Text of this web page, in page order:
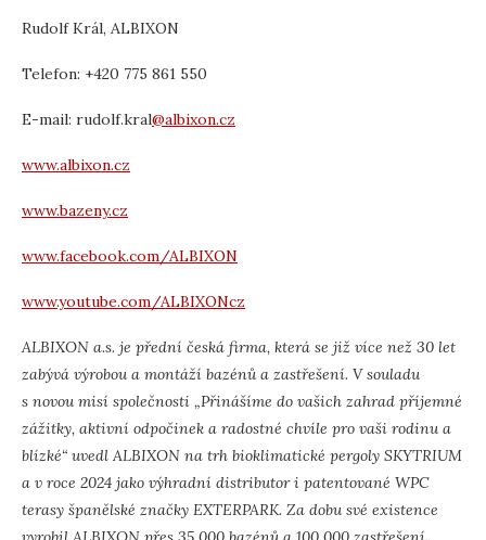
Rudolf Král, ALBIXON
Telefon: +420 775 861 550
E-mail: rudolf.kral@albixon.cz
www.albixon.cz
www.bazeny.cz
www.facebook.com/ALBIXON
www.youtube.com/ALBIXONcz
ALBIXON a.s. je přední česká firma, která se již více než 30 let
zabývá výrobou a montáží bazénů a zastřešení. V souladu
s novou misí společnosti „Přinášíme do vašich zahrad příjemné
zážitky, aktivní odpočinek a radostné chvíle pro vaši rodinu a
blízké“ uvedl ALBIXON na trh bioklimatické pergoly SKYTRIUM
a v roce 2024 jako výhradní distributor i patentované WPC
terasy španělské značky EXTERPARK. Za dobu své existence